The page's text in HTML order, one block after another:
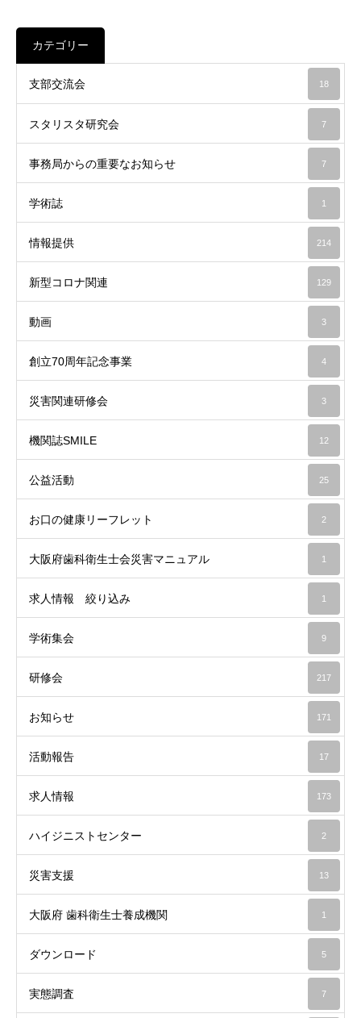
カテゴリー
支部交流会 18
スタリスタ研究会 7
事務局からの重要なお知らせ 7
学術誌 1
情報提供 214
新型コロナ関連 129
動画 3
創立70周年記念事業 4
災害関連研修会 3
機関誌SMILE 12
公益活動 25
お口の健康リーフレット 2
大阪府歯科衛生士会災害マニュアル 1
求人情報 絞り込み 1
学術集会 9
研修会 217
お知らせ 171
活動報告 17
求人情報 173
ハイジニストセンター 2
災害支援 13
大阪府 歯科衛生士養成機関 1
ダウンロード 5
実態調査 7